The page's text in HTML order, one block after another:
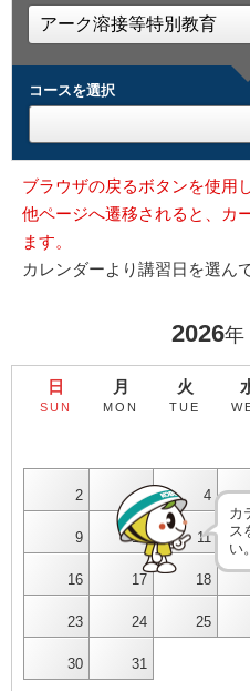
コースを選択
ブラウザの戻るボタンを使用
他ページへ遷移されると、カ
ます。
カレンダーより講習日を選ん
2026年
日
SUN
月
MON
火
TUE
2 3 4
9 10 11
16 17 18
23 24 25
30 31
カ
ス
い。